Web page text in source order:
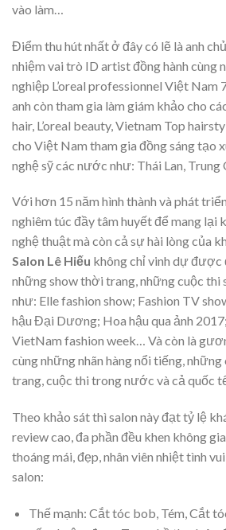
vào làm…
Điểm thu hút nhất ở đây có lẽ là anh
nhiệm vai trò ID artist đồng hành cùng
nghiệp L’oreal professionnel Việt Nam
anh còn tham gia làm giám khảo cho
hair, L’oreal beauty, Vietnam Top
cho Việt Nam tham gia đồng sáng tạo
nghệ sỹ các nước như: Thái Lan, Trung
Với hơn 15 năm hình thành và phát
nghiêm túc đầy tâm huyết để mang lại
nghệ thuật mà còn cả sự hài lòng của
Salon Lê Hiếu không chỉ vinh dự được
những show thời trang, những cuộc thi
như: Elle fashion show; Fashion TV
hậu Đại Dương; Hoa hậu qua ảnh
VietNam fashion week… Và còn là
cùng những nhãn hàng nổi tiếng,
trang, cuộc thi trong nước và cả quốc
Theo khảo sát thì salon này đạt tỷ lệ
review cao, đa phần đều khen không
thoáng mái, đẹp, nhân viên nhiệt tình
salon:
Thế mạnh: Cắt tóc bob, Tém, Cắt